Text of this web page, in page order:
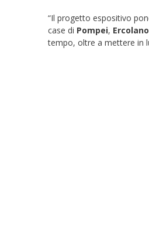
“Il progetto espositivo
case di Pompei, Ercolano
tempo, oltre a mettere in